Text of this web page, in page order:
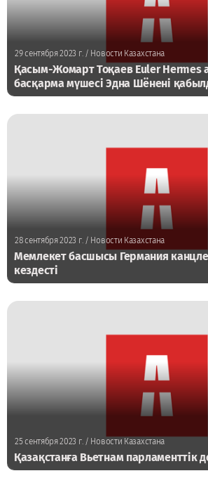
29 сентября 2023 г./ Новости Казахстана
Қасым-Жомарт Тоқаев Euler Hermes
басқарма мүшесі Эдна Шёнені
28 сентября 2023 г./ Новости Казахстана
Мемлекет басшысы Германия
кездесті
25 сентября 2023 г. / Новости Казахстана
Қазақстанға Вьетнам парламенттік